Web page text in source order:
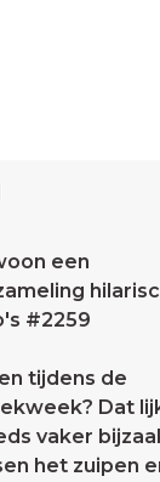
een
#2259
tijdens de
Dat
vaker
het zuipen